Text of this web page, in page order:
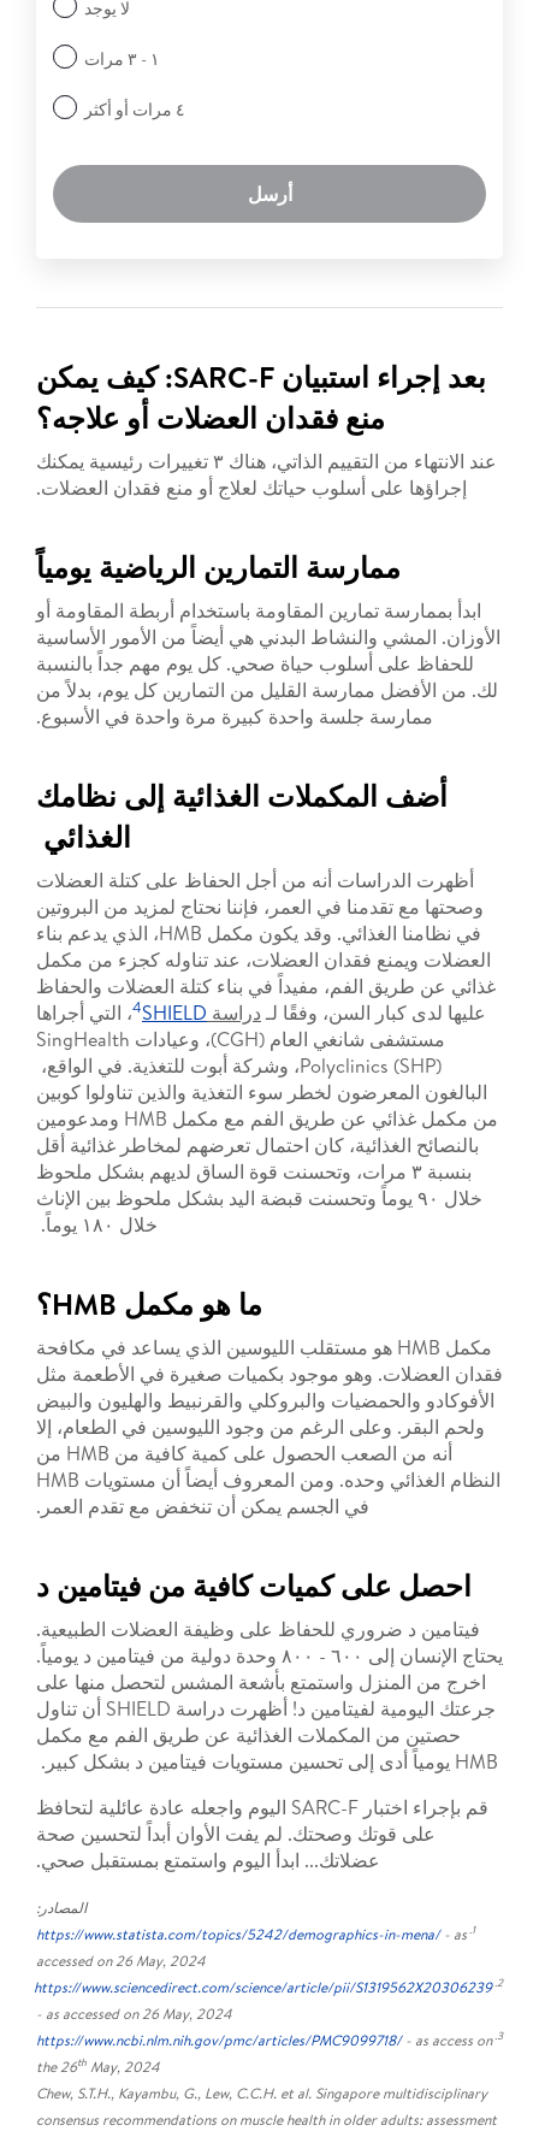
لا يوجد
١ - ٣ مرات
٤ مرات أو أكثر
أرسل
بعد إجراء استبيان SARC-F: كيف يمكن
منع فقدان العضلات أو علاجه؟
عند الانتهاء من التقييم الذاتي، هناك ٣ تغييرات رئيسية يمكنك
إجراؤها على أسلوب حياتك لعلاج أو منع فقدان العضلات.
ممارسة التمارين الرياضية يومياً
ابدأ بممارسة تمارين المقاومة باستخدام أربطة المقاومة أو
الأوزان. المشي والنشاط البدني هي أيضاً من الأمور الأساسية
للحفاظ على أسلوب حياة صحي. كل يوم مهم جداً بالنسبة
لك. من الأفضل ممارسة القليل من التمارين كل يوم، بدلاً من
ممارسة جلسة واحدة كبيرة مرة واحدة في الأسبوع.
أضف المكملات الغذائية إلى نظامك
الغذائي
أظهرت الدراسات أنه من أجل الحفاظ على كتلة العضلات
وصحتها مع تقدمنا ​​في العمر، فإننا نحتاج لمزيد من البروتين
في نظامنا الغذائي. وقد يكون مكمل HMB، الذي يدعم بناء
العضلات ويمنع فقدان العضلات، عند تناوله كجزء من مكمل
غذائي عن طريق الفم، مفيداً في بناء كتلة العضلات والحفاظ
عليها لدى كبار السن، وفقًا لـدراسة 4SHIELD ، التي أجراها
مستشفى شانغي العام (CGH)، وعيادات SingHealth
Polyclinics (SHP)، وشركة أبوت للتغذية. في الواقع،
البالغون المعرضون لخطر سوء التغذية والذين تناولوا كوبين
من مكمل غذائي عن طريق الفم مع مكمل HMB ومدعومين
بالنصائح الغذائية، كان احتمال تعرضهم لمخاطر غذائية أقل
بنسبة ٣ مرات، وتحسنت قوة الساق لديهم بشكل ملحوظ
خلال ٩٠ يوماً وتحسنت قبضة اليد بشكل ملحوظ بين الإناث
خلال ١٨٠ يوماً.
ما هو مكمل HMB؟
مكمل HMB هو مستقلب الليوسين الذي يساعد في مكافحة
فقدان العضلات. وهو موجود بكميات صغيرة في الأطعمة مثل
الأفوكادو والحمضيات والبروكلي والقرنبيط والهليون والبيض
ولحم البقر. وعلى الرغم من وجود الليوسين في الطعام، إلا
أنه من الصعب الحصول على كمية كافية من HMB من
النظام الغذائي وحده. ومن المعروف أيضاً أن مستويات HMB
في الجسم يمكن أن تنخفض مع تقدم العمر.
احصل على كميات كافية من فيتامين د
فيتامين د ضروري للحفاظ على وظيفة العضلات الطبيعية.
يحتاج الإنسان إلى ٦٠٠ - ٨٠٠ وحدة دولية من فيتامين د يومياً.
اخرج من المنزل واستمتع بأشعة المشس لتحصل منها على
جرعتك اليومية لفيتامين د! أظهرت دراسة SHIELD أن تناول
حصتين من المكملات الغذائية عن طريق الفم مع مكمل
HMB يومياً أدى إلى تحسين مستويات فيتامين د بشكل كبير.
قم بإجراء اختبار SARC-F اليوم واجعله عادة عائلية لتحافظ
على قوتك وصحتك. لم يفت الأوان أبداً لتحسين صحة
عضلاتك... ابدأ اليوم واستمتع بمستقبل صحي.
المصادر:
1.
https://www.statista.com/topics/5242/demographics-in-mena/- as
accessed on 26 May, 2024
2.
https://www.sciencedirect.com/science/article/pii/S1319562X20306239
- as accessed on 26 May, 2024
3.
https://www.ncbi.nlm.nih.gov/pmc/articles/PMC9099718/- as access on
the 26th May, 2024
Chew, S.T.H., Kayambu, G., Lew, C.C.H. et al. Singapore multidisciplinary
consensus recommendations on muscle health in older adults: assessment